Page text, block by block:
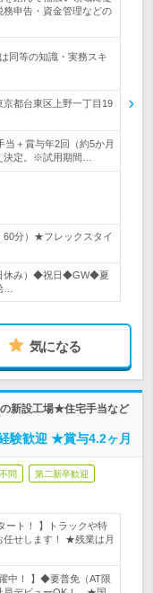
申告・資金管理などの
同等の知識・実務スキ
京都台東区上野一丁目19
当＋賞与年2回（約5か月
決定。※試用期間…
60分）★フレックスタイ
休み）◆祝日◆GW◆夏
…
気になる
新設工場★住宅手当など
験歓迎 ★賞与4.2ヶ月
問 第二新卒歓迎
ート！ 】トラックや特
任せします！ ★残業は月
中！ 】◆要普免（AT限